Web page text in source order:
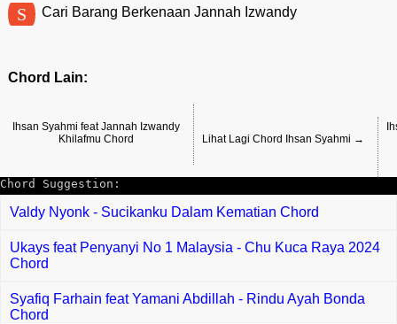
S Cari Barang Berkenaan Jannah Izwandy
Chord Lain:
Ihsan Syahmi feat Jannah Izwandy
Khilafmu Chord
Lihat Lagi Chord Ihsan Syahmi →
Chord Suggestion:
Valdy Nyonk - Sucikanku Dalam Kematian Chord
Ukays feat Penyanyi No 1 Malaysia - Chu Kuca Raya 2024
Chord
Syafiq Farhain feat Yamani Abdillah - Rindu Ayah Bonda
Chord